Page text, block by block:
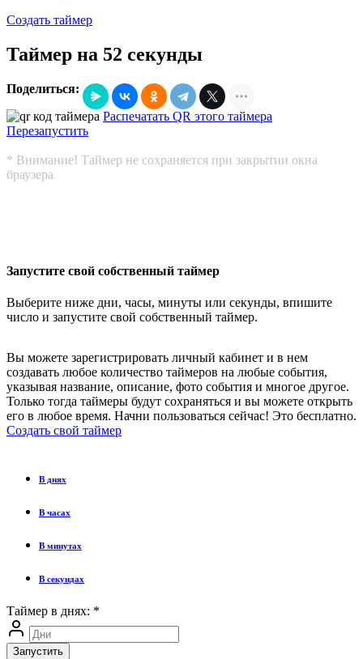
Создать таймер
Таймер на 52 секунды
Поделиться:
Распечатать QR этого таймера
Перезапустить
* Внимание! Таймер не сохраняется при закрытии окна
браузера
Запустите свой собственный таймер
Выберите ниже дни, часы, минуты или секунды, впишите
число и запустите свой собственный таймер.
Вы можете зарегистрировать личный кабинет и в нем
создавать любое количество таймеров на любые события,
указывая название, описание, фото события и многое другое.
Только тогда таймеры будут сохраняться и вы можете открыть
его в любое время. Начни пользоваться сейчас! Это бесплатно.
Создать свой таймер
В днях
В часах
В минутах
В секундах
Таймер в днях: *
Запустить